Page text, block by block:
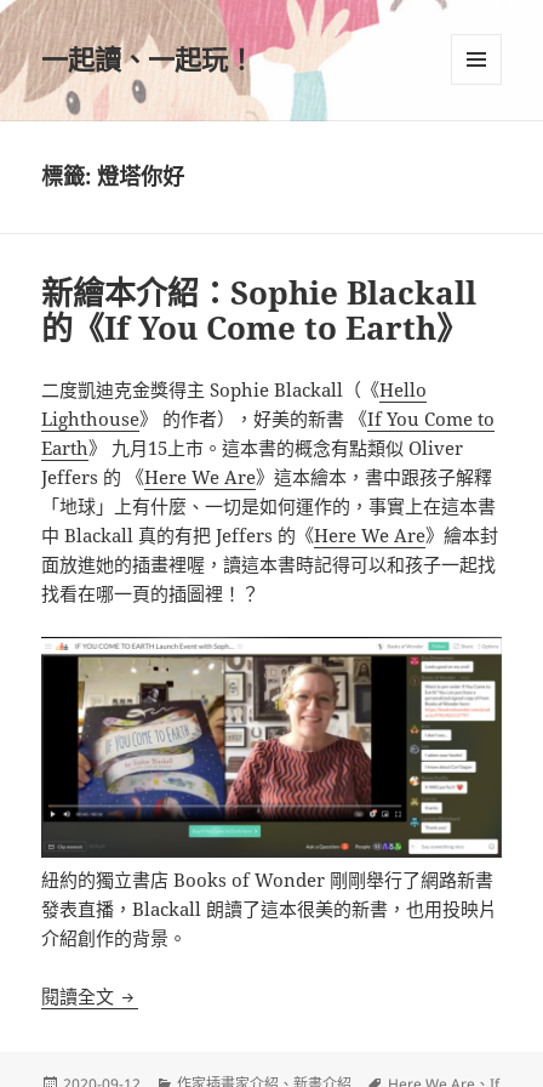
一起讀、一起玩！
標籤:燈塔你好
新繪本介紹：Sophie Blackall
的《If You Come to Earth》
二度凱迪克金獎得主 Sophie Blackall（《Hello
Lighthouse》 的作者），好美的新書 《If You Come to
Earth》 九月15上市。這本書的概念有點類似 Oliver
Jeffers 的 《Here We Are》這本繪本，書中跟孩子解釋
「地球」上有什麼、一切是如何運作的，事實上在這本書
中 Blackall 真的有把 Jeffers 的《Here We Are》繪本封
面放進她的插畫裡喔，讀這本書時記得可以和孩子一起找
找看在哪一頁的插圖裡！？
紐約的獨立書店 Books of Wonder 剛剛舉行了網路新書
發表直播，Blackall 朗讀了這本很美的新書，也用投映片
介紹創作的背景。
閱讀全文 新繪本介紹：Sophie Blackall 的《If You Come to
發 分 標